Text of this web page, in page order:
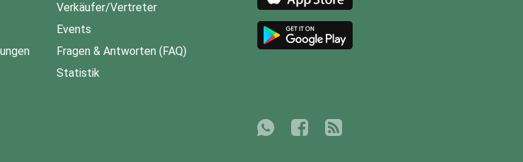
Verkäufer/Vertreter
Events
Fragen & Antworten (FAQ)
Statistik